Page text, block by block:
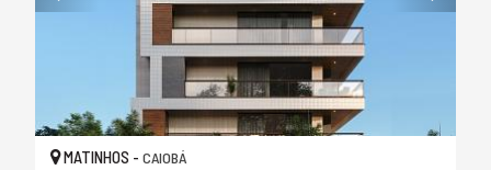
MATINHOS - CAIOBÁ